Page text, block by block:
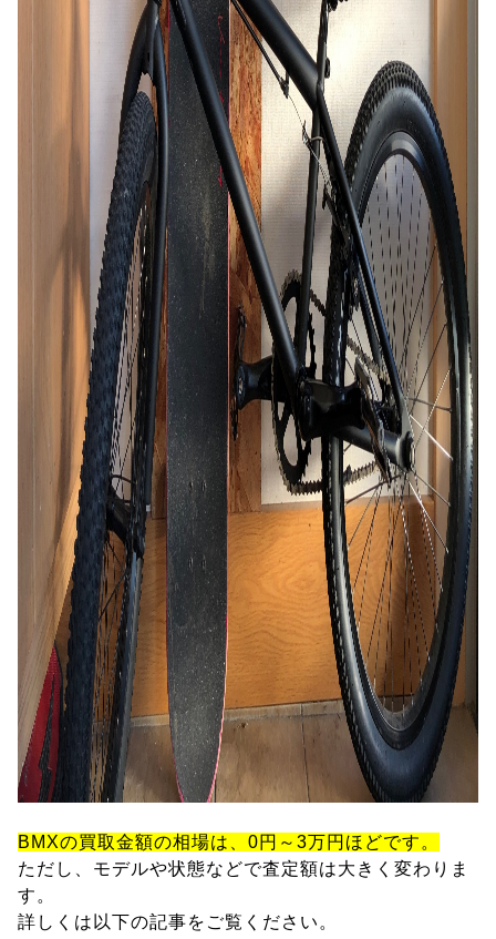
BMXの買取金額の相場は、0円～3万円ほどです。
ただし、モデルや状態などで査定額は大きく変わりま
す。
詳しくは以下の記事をご覧ください。